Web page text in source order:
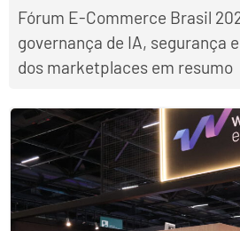
Fórum E-Commerce Brasil
governança de IA, segurança
dos marketplaces em resumo